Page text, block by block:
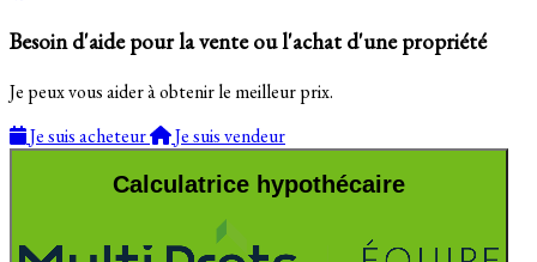
Besoin d'aide pour la vente ou l'achat d'une propriété
Je peux vous aider à obtenir le meilleur prix.
Je suis acheteur
Je suis vendeur
Calculatrice hypothécaire